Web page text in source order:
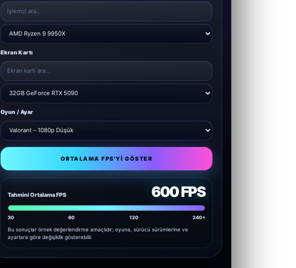
Ekran Kartı
Oyun / Ayar
ORTALAMA FPS'YI GÖSTER
Tahmini Ortalama FPS 600 FPS
30 60 120 240+
Bu sonuçlar örnek değerlendirme amaçlıdır; oyuna, sürücü sürümlerine ve
ayarlara göre değişiklik gösterebilir.